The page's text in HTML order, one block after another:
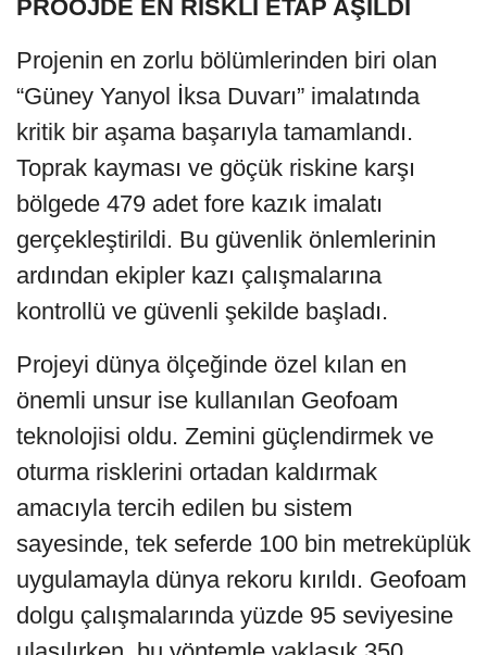
PROÖJDE EN RİSKLİ ETAP AŞILDI
Projenin en zorlu bölümlerinden biri olan
“Güney Yanyol İksa Duvarı” imalatında
kritik bir aşama başarıyla tamamlandı.
Toprak kayması ve göçük riskine karşı
bölgede 479 adet fore kazık imalatı
gerçekleştirildi. Bu güvenlik önlemlerinin
ardından ekipler kazı çalışmalarına
kontrollü ve güvenli şekilde başladı.
Projeyi dünya ölçeğinde özel kılan en
önemli unsur ise kullanılan Geofoam
teknolojisi oldu. Zemini güçlendirmek ve
oturma risklerini ortadan kaldırmak
amacıyla tercih edilen bu sistem
sayesinde, tek seferde 100 bin metreküplük
uygulamayla dünya rekoru kırıldı. Geofoam
dolgu çalışmalarında yüzde 95 seviyesine